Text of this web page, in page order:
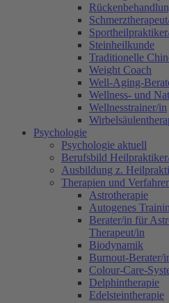
Steinheilkunde
Traditionelle
Weight Coach
Well-Aging-
Wellness- und
Wellnesstrainer/in
Psychologie
Psychologie aktuell
Berufsbild
Ausbildung z.
Therapien und
Astrotherapie
Autogenes
Berater/in für
Therapeut/in
Biodynamik
Burnout-Berater/
Colour-Care-
Delphintherapie
Edelsteintherapie